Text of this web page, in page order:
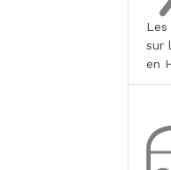
Les
sur
en